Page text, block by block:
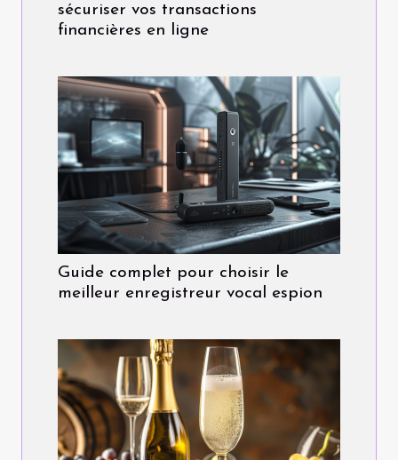
sécuriser vos transactions
financières en ligne
Guide complet pour choisir le
meilleur enregistreur vocal espion